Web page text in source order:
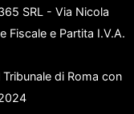
SRL - Via Nicola
Fiscale e Partita I.V.A.
di Roma con